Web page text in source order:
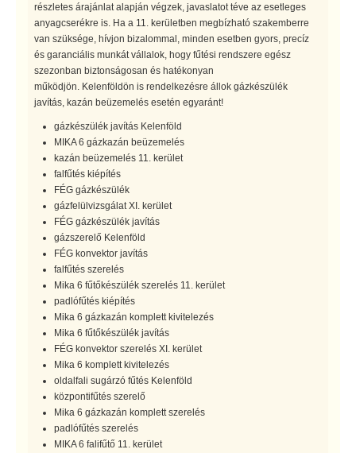
részletes árajánlat alapján végzek, javaslatot téve az esetleges
anyagcserékre is. Ha a 11. kerületben megbízható szakemberre
van szüksége, hívjon bizalommal, minden esetben gyors, precíz
és garanciális munkát vállalok, hogy fűtési rendszere egész
szezonban biztonságosan és hatékonyan
működjön. Kelenföldön is rendelkezésre állok gázkészülék
javítás, kazán beüzemelés esetén egyaránt!
gázkészülék javítás Kelenföld
MIKA 6 gázkazán beüzemelés
kazán beüzemelés 11. kerület
falfűtés kiépítés
FÉG gázkészülék
gázfelülvizsgálat XI. kerület
FÉG gázkészülék javítás
gázszerelő Kelenföld
FÉG konvektor javítás
falfűtés szerelés
Mika 6 fűtőkészülék szerelés 11. kerület
padlófűtés kiépítés
Mika 6 gázkazán komplett kivitelezés
Mika 6 fűtőkészülék javítás
FÉG konvektor szerelés XI. kerület
Mika 6 komplett kivitelezés
oldalfali sugárzó fűtés Kelenföld
központifűtés szerelő
Mika 6 gázkazán komplett szerelés
padlófűtés szerelés
MIKA 6 falifűtő 11. kerület